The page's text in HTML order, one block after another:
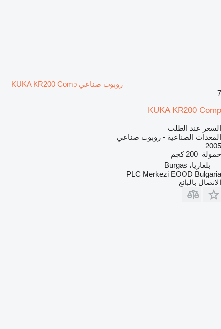
روبوت صناعي KUKA KR200 Comp
7
KUKA KR200 Comp
السعر عند الطلب
المعدات الصناعية - روبوت صناعي
2005
حمولة 200 كجم
بلغاريا، Burgas
PLC Merkezi EOOD Bulgaria
الاتصال بالبائع